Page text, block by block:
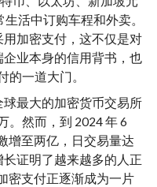
活中订购车程和外卖。
加密支付，这不仅是对
业本身的信用背书，也
的一道大门。
球最大的加密货币交易所
。然而，到 2024 年 6
增至两亿，日交易量达
证明了越来越多的人正
密支付正逐渐成为一片